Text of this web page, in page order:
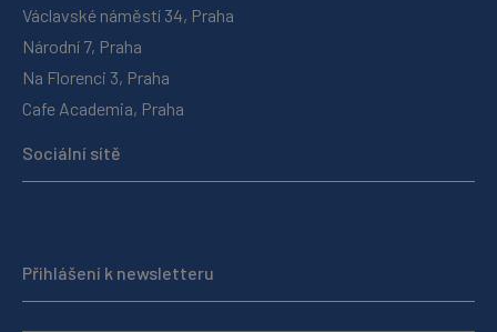
Václavské náměstí 34, Praha
Národní 7, Praha
Na Florenci 3, Praha
Cafe Academia, Praha
Sociální sítě
Přihlášení k newsletteru